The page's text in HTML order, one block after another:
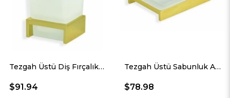
Tezgah Üstü Diş Fırçalık Altın Sarı
$91.94
Tezgah Üstü Sabunluk Altın Sarı
$78.98